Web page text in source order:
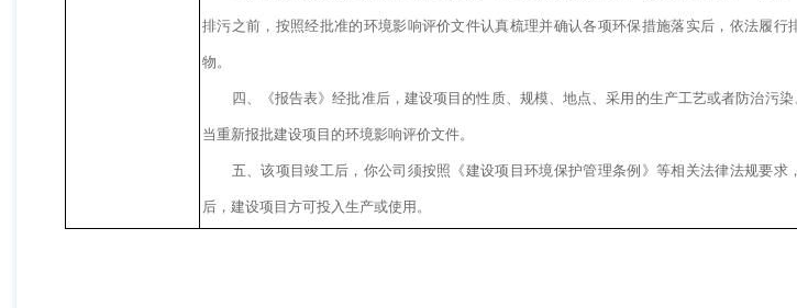
排污之前，按照经批准的环境影响评价文件认真梳理并确认各项环保措施落实后，依法履
物。
四、《报告表》经批准后，建设项目的性质、规模、地点、采用的生产工艺或者防治污
当重新报批建设项目的环境影响评价文件。
五、该项目竣工后，你公司须按照《建设项目环境保护管理条例》等相关法律法规要
后，建设项目方可投入生产或使用。